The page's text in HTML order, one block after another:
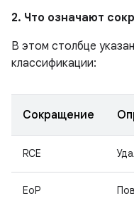
2. Что означают
В этом столбце
классификации:
Сокращение
RCE
EoP